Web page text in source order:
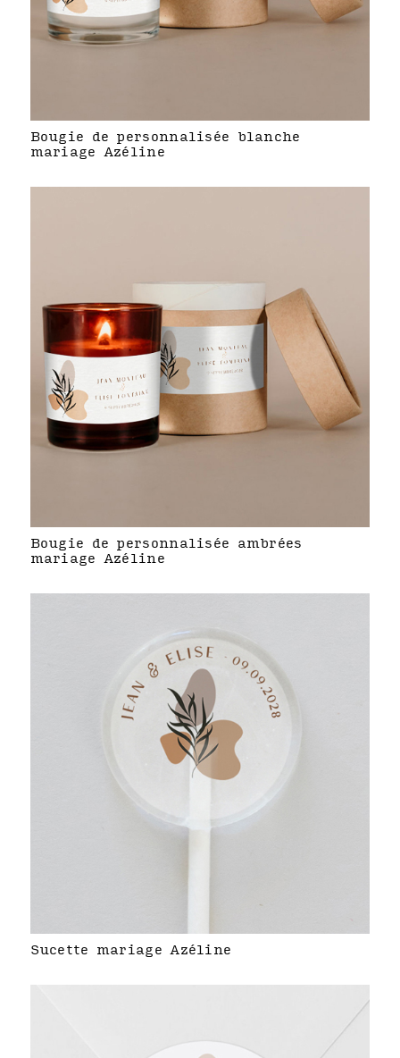
Bougie de personnalisée blanche
mariage Azéline
Bougie de personnalisée ambrées
mariage Azéline
Sucette mariage Azéline